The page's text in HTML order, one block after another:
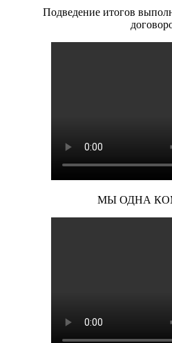
Подведение итогов
МЫ ОДНА